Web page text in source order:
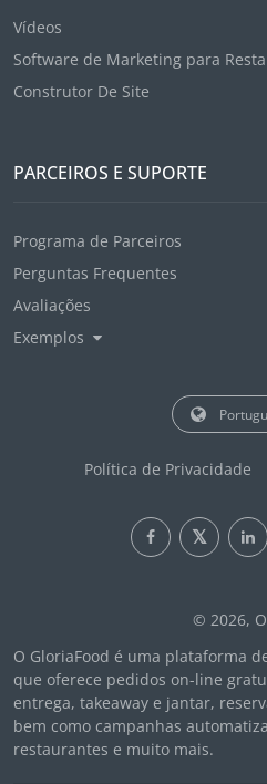
Vídeos
Software de Marketing para
Construtor De Site
PARCEIROS E SUPORTE
Programa de Parceiros
Perguntas Frequentes
Avaliações
Exemplos
Política de Privacidade
© 2026,
O GloriaFood é uma plataforma
que oferece pedidos on-line
entrega, takeaway e jantar,
bem como campanhas
restaurantes e muito mais.